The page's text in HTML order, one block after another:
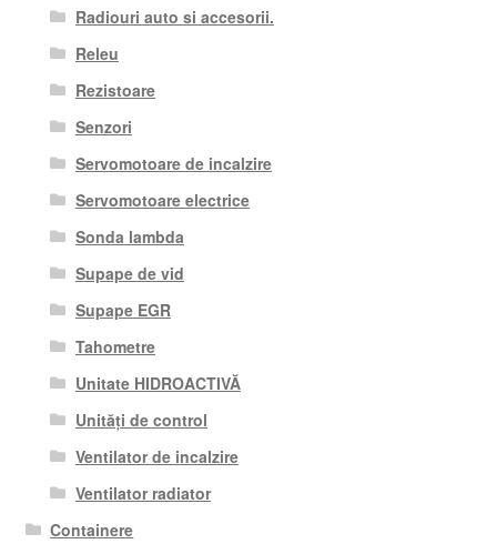
Radiouri auto si accesorii.
Releu
Rezistoare
Senzori
Servomotoare de incalzire
Servomotoare electrice
Sonda lambda
Supape de vid
Supape EGR
Tahometre
Unitate HIDROACTIVĂ
Unități de control
Ventilator de incalzire
Ventilator radiator
Containere